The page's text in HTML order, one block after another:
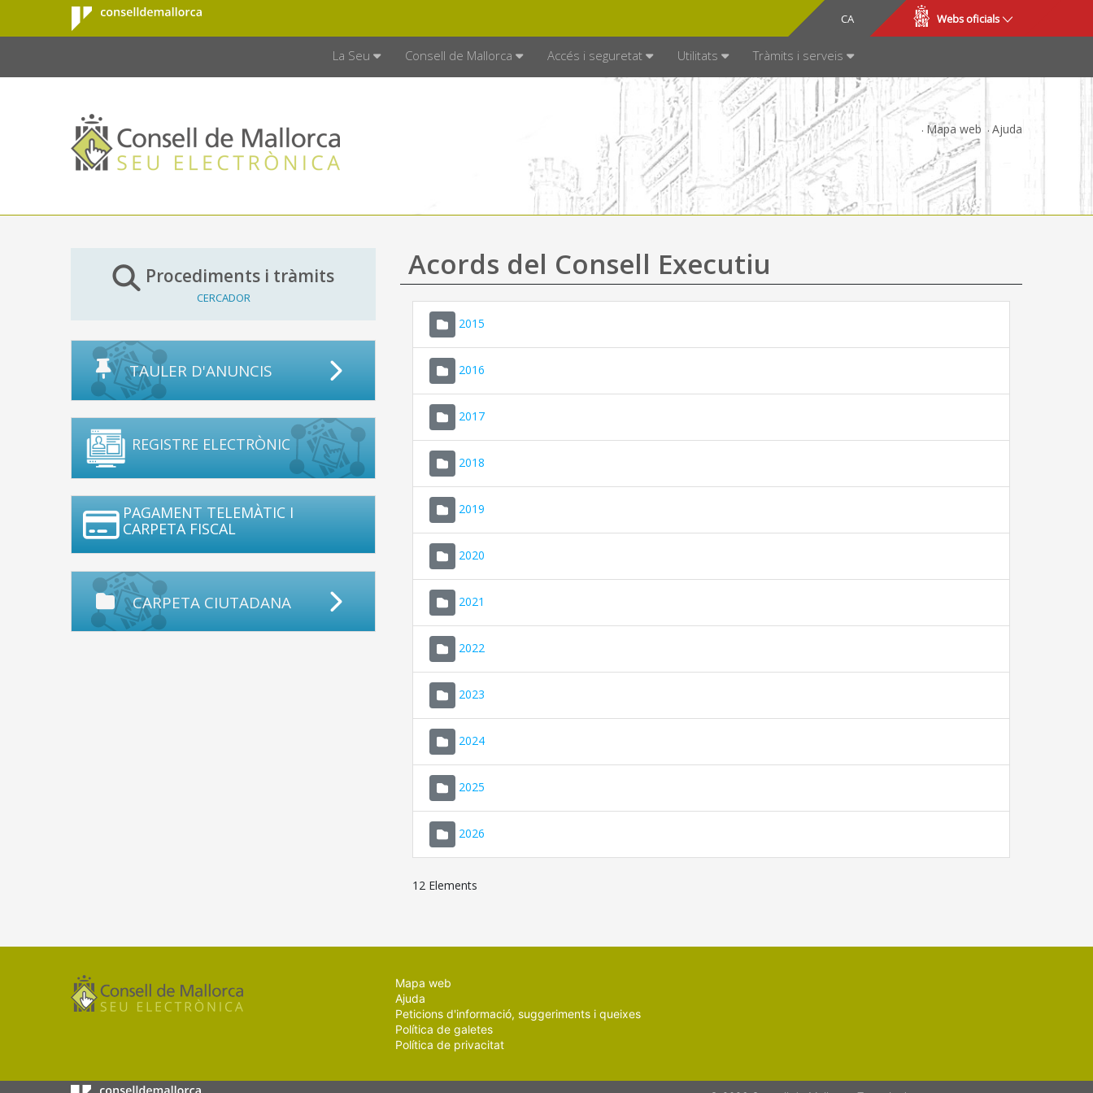
Salta al contingut principal
Consell de
Mallorca
CA
ES Webs oficials
La Seu Consell de Mallorca Accés i seguretat Utilitats Tràmits i serveis
Mapa web Ajuda
Procediments i tràmits
CERCADOR
TAULER D'ANUNCIS
REGISTRE ELECTRÒNIC
PAGAMENT TELEMÀTIC I
CARPETA FISCAL
CARPETA CIUTADANA
Acords del Consell Executiu
2015
2016
2017
2018
2019
2020
2021
2022
2023
2024
2025
2026
12 Elements
Mapa web
Ajuda
Peticions d'informació, suggeriments i queixes
Política de galetes
Política de privacitat